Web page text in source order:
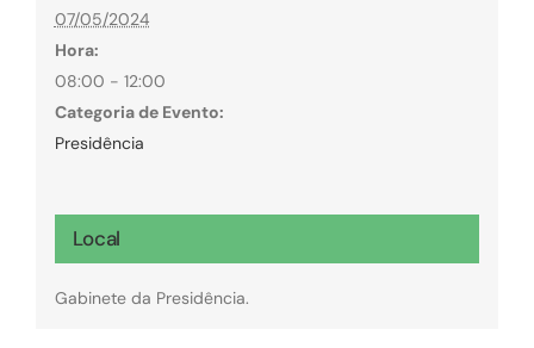
07/05/2024
Hora:
08:00 - 12:00
Categoria de Evento:
Presidência
Local
Gabinete da Presidência.